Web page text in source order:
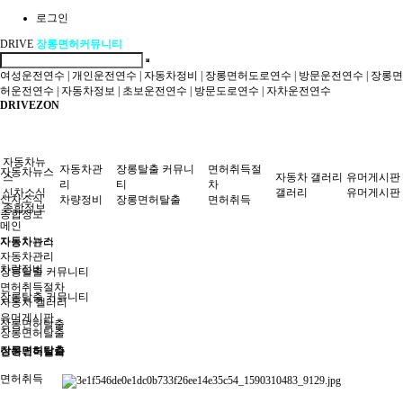
로그인
DRIVE 장롱면허커뮤니티
여성운전연수 개인운전연수 자동차정비 장롱면허도로연수 방문운전연수
장롱면
허운전연수
자동차정보 초보운전연수 방문도로연수
자차운전연수
DRIVEZON
자동차뉴스
신차소식
종합정보
자동차관리
차량정비
장롱탈출 커뮤니티
장롱면허탈출
면허취득절차
면허취득
자동차뉴
스
신차소식
종합정보
자동차관
리
차량정비
장롱탈출 커뮤니
티
장롱면허탈출
면허취득절
차
면허취득
자동차 갤러리
갤러리
유머게시판
유머게시판
메인
자동차뉴스
자동차관리
장롱탈출 커뮤니티
면허취득절차
자동차 갤러리
유머게시판
장롱면허탈출
장롱면허탈출